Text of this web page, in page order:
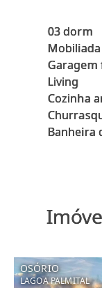
03 dorm
Mobiliada
Garagem
Living
Cozinha
OSÓRIO
LAGOA PALMITAL